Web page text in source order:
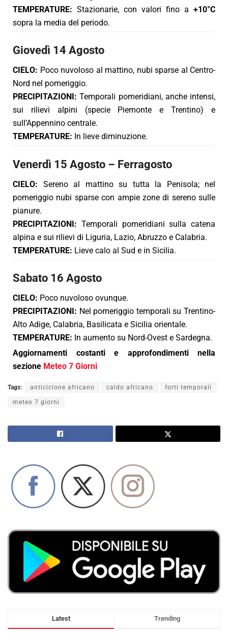
TEMPERATURE: Stazionarie, con valori fino a +10°C
sopra la media del periodo.
Giovedì 14 Agosto
CIELO: Poco nuvoloso al mattino, nubi sparse al Centro-
Nord nel pomeriggio.
PRECIPITAZIONI: Temporali pomeridiani, anche intensi,
sui rilievi alpini (specie Piemonte e Trentino) e
sull’Appennino centrale.
TEMPERATURE: In lieve diminuzione.
Venerdì 15 Agosto – Ferragosto
CIELO: Sereno al mattino su tutta la Penisola; nel
pomeriggio nubi sparse con ampie zone di sereno sulle
pianure.
PRECIPITAZIONI: Temporali pomeridiani sulla catena
alpina e sui rilievi di Liguria, Lazio, Abruzzo e Calabria.
TEMPERATURE: Lieve calo al Sud e in Sicilia.
Sabato 16 Agosto
CIELO: Poco nuvoloso ovunque.
PRECIPITAZIONI: Nel pomeriggio temporali su Trentino-
Alto Adige, Calabria, Basilicata e Sicilia orientale.
TEMPERATURE: In aumento su Nord-Ovest e Sardegna.
Aggiornamenti costanti e approfondimenti nella
sezione Meteo 7 Giorni
Tags: anticiclone africano caldo africano forti temporali
meteo 7 giorni
Latest Trending